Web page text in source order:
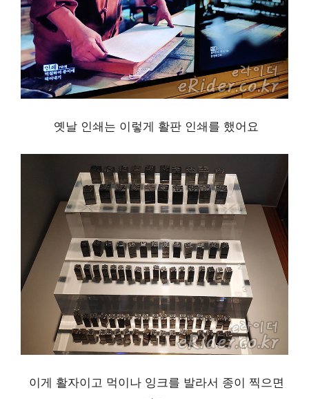
옛날 인쇄는 이렇게 활판 인쇄를 했어요
이게 활자이고 먹이나 잉크를 발라서 종이 찍으면